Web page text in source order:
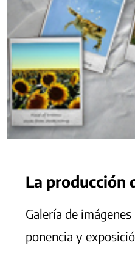
La producción
Galería de
ponencia y